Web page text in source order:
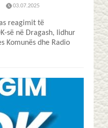
03.07.2025
reagimit të
së në Dragash, lidhur
Komunës dhe Radio